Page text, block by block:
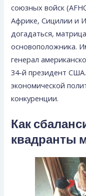
союзных войск
Африке, Сицилии и
догадаться,
основоположника.
генерал
34-й президент
экономической
конкуренции.
Как
квадранты